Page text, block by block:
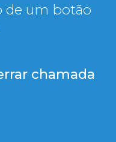
de um botão
chamada